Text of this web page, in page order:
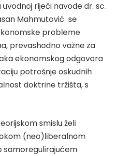
riječi navode dr. sc.
Mahmutović se
probleme
prevashodno važne za
ekonomskog odgovora
potrošnje oskudnih
doktrine tržišta, s
smislu želi
(neo)liberalnom
samoregulirajućem